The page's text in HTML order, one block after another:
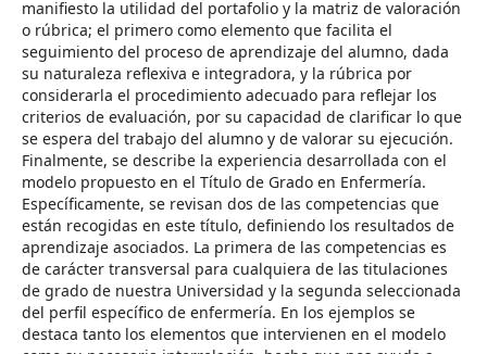
manifiesto la utilidad del portafolio y la matriz de valoración
o rúbrica; el primero como elemento que facilita el
seguimiento del proceso de aprendizaje del alumno, dada
su naturaleza reflexiva e integradora, y la rúbrica por
considerarla el procedimiento adecuado para reflejar los
criterios de evaluación, por su capacidad de clarificar lo que
se espera del trabajo del alumno y de valorar su ejecución.
Finalmente, se describe la experiencia desarrollada con el
modelo propuesto en el Título de Grado en Enfermería.
Específicamente, se revisan dos de las competencias que
están recogidas en este título, definiendo los resultados de
aprendizaje asociados. La primera de las competencias es
de carácter transversal para cualquiera de las titulaciones
de grado de nuestra Universidad y la segunda seleccionada
del perfil específico de enfermería. En los ejemplos se
destaca tanto los elementos que intervienen en el modelo